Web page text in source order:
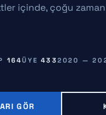
içinde, çoğu
164ÜYE4332020 —
GÖR